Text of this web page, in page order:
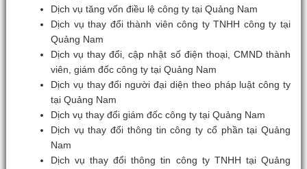
Dịch vụ tăng vốn điều lệ công ty tại Quảng Nam
Dịch vụ thay đổi thành viên công ty TNHH công ty tại
Quảng Nam
Dịch vụ thay đổi, cập nhật số điện thoại, CMND thành
viên, giám đốc công ty tại Quảng Nam
Dịch vụ thay đổi người đại diện theo pháp luật công ty
tại Quảng Nam
Dịch vụ thay đổi giám đốc công ty tại Quảng Nam
Dịch vụ thay đổi thông tin công ty cổ phần tại Quảng
Nam
Dịch vụ thay đổi thông tin công ty TNHH tại Quảng